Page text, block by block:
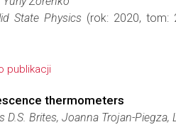
State Physics (rok: 2020, tom:
publikacji
thermometers
D.S. Brites, Joanna Trojan-Piegza,